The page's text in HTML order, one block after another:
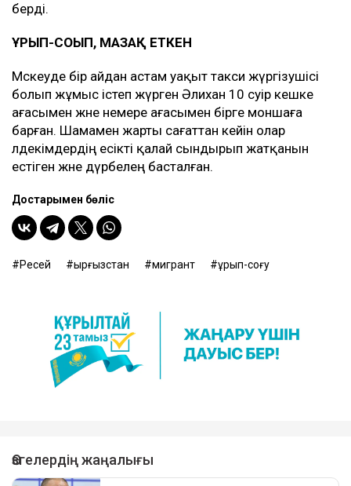
берді.
ҰРЫП-СОҒЫП, МАЗАҚ ЕТКЕН
Мәскеуде бір айдан астам уақыт такси жүргізушісі
болып жұмыс істеп жүрген Әлихан 10 сәуір кешке
ағасымен және немере ағасымен бірге моншаға
барған. Шамамен жарты сағаттан кейін олар
әлдекімдердің есікті қалай сындырып жатқанын
естіген және дүрбелең басталған.
Достарыңмен бөліс
Ресей Қырғызстан мигрант ұрып-соғу